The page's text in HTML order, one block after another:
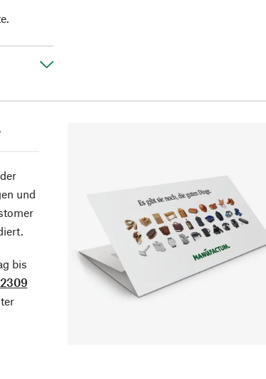
und
bis